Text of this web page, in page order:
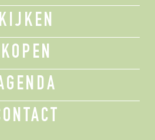
KIJKEN
KOPEN